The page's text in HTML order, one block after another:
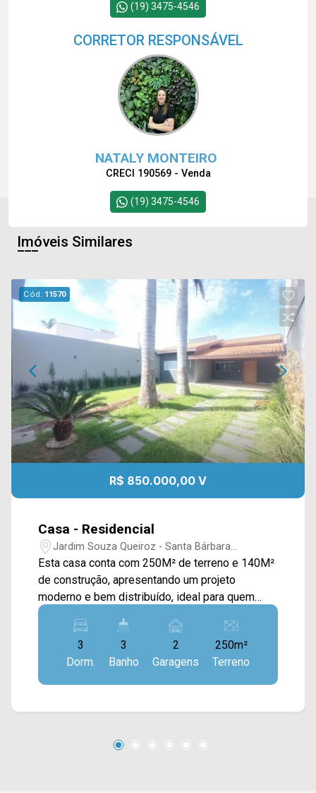
(19) 3475-4546
CORRETOR RESPONSÁVEL
NATALY MONTEIRO
CRECI 190569 - Venda
(19) 3475-4546
Imóveis Similares
Cód. 11570
R$ 850.000,00 V
Casa - Residencial
Jardim Souza Queiroz - Santa Bárbara
D`Oeste/SP
Esta casa conta com 250M² de terreno e 140M²
de construção, apresentando um projeto
moderno e bem distribuído, ideal para quem
busca conforto, espaço e qualidade de vida. A
área interna dispõe de sala de estar e de jantar
integradas à cozinha em conceito aberto,
proporcionando um ambiente amplo, iluminado e
perfeito para o convívio. O imóvel conta ainda
ventilação natural aos ambientes, além de um
serviço coberta, garantindo praticidade no dia a
3
Dorm.
3
Banho
2
Garagens
250m²
Terreno